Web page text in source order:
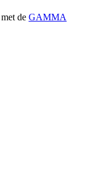
de GAMMA